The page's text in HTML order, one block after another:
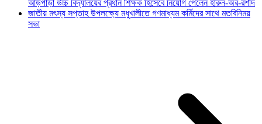
আড়পাড়া উচ্চ বিদ্যালয়ের প্রধান শিক্ষক হিসেবে নিয়োগ পেলেন হারুন-অর-রশীদ
জাতীয় মৎস্য সপ্তাহ উপলক্ষ্যে মধুখালীতে গণমাধ্যম কর্মিদের সাথে মতবিনিময়
সভা